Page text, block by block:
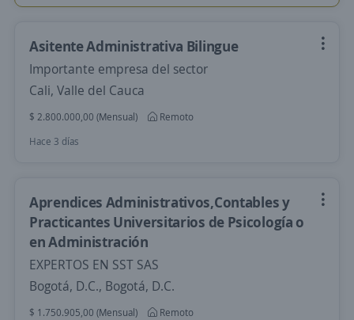
Asitente Administrativa Bilingue
Importante empresa del sector
Cali, Valle del Cauca
$ 2.800.000,00 (Mensual)
Remoto
Hace 3 días
Aprendices Administrativos,Contables y
Practicantes Universitarios de Psicología o
en Administración
EXPERTOS EN SST SAS
Bogotá, D.C., Bogotá, D.C.
$ 1.750.905,00 (Mensual)
Remoto